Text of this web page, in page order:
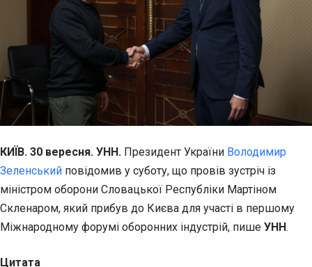
КИЇВ. 30 вересня. УНН. Президент України Володимир
Зеленський повідомив у суботу, що провів зустріч із
міністром оборони Словацької Республіки Мартіном
Скленаром, який прибув до Києва для участі в першому
Міжнародному форумі оборонних індустрій, пише УНН.
Цитата